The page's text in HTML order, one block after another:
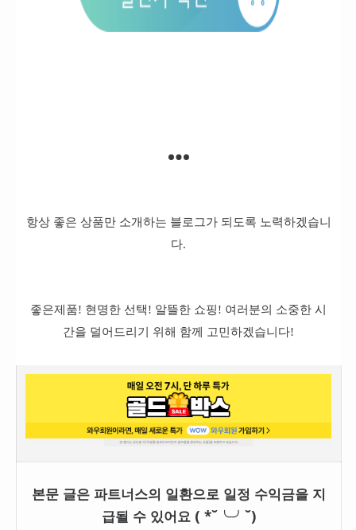
항상 좋은 상품만 소개하는 블로그가 되도록 노력하겠습니
다.
좋은제품! 현명한 선택! 알뜰한 쇼핑! 여러분의 소중한 시
간을 덜어드리기 위해 함께 고민하겠습니다!
본문 글은 파트너스의 일환으로 일정 수익금을 지
급될 수 있어요 ( *˘╰╯˘)